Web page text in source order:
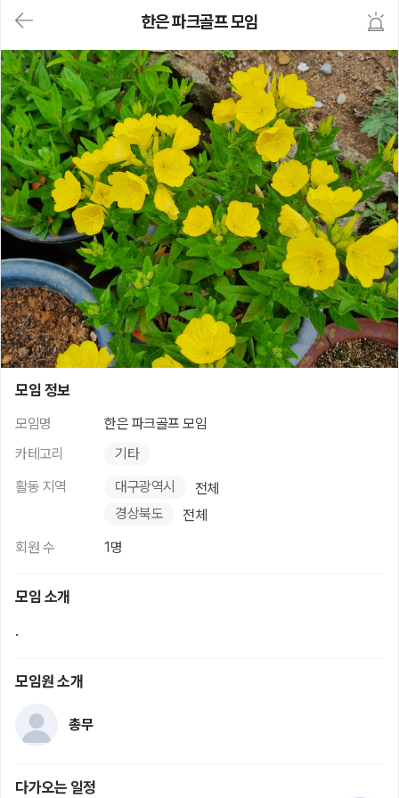
가
기
(메
인,
모
임,
게
시
판,
내
모
임,
Y)
본
문
바
로
가
기
한은 파크골프 모임
모임 정보
모임명
한은 파크골프 모임
카테고리
기타
활동 지역
대구광역시
전체
경상북도
전체
회원 수
1명
모임 소개
.
모임원 소개
총무
다가오는 일정